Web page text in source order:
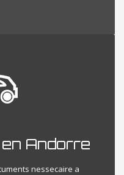
en Andorre
nessecaire a